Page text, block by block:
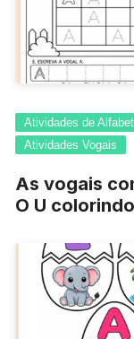
Atividades de
Atividades Vogais
As vogais
O U colorindo